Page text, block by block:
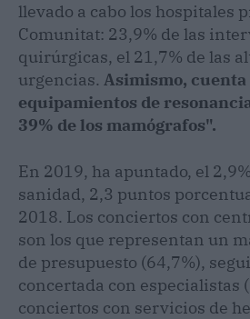
llevado a cabo los hospitales
Comunitat: 23,9% de las
quirúrgicas, el 21,7% de las
urgencias. Asimismo, cuenta
equipamientos de
39% de los mamógrafos".
En 2019, ha apuntado, el
sanidad, 2,3 puntos
2018. Los conciertos con
son los que representan un
de presupuesto (64,7%),
concertada con especialistas
conciertos con servicios de